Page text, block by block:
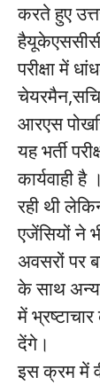
करते हुए
परीक्षा में
आरएस
यह भर्ती
कार्यवाही
रही थी
एजेंसियों ने
अवसरों पर
के साथ
में
देंगे।
इस क्रम में